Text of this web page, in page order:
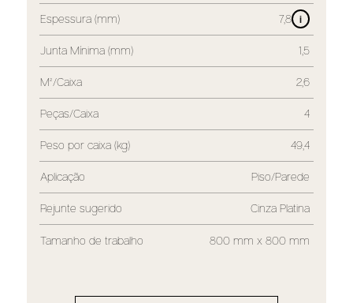
Espessura (mm) 7,8 i
Junta Mínima (mm) 1,5
M²/Caixa 2,6
Peças/Caixa 4
Peso por caixa (kg) 49,4
Aplicação Piso/Parede
Rejunte sugerido Cinza Platina
Tamanho de trabalho 800 mm x 800 mm